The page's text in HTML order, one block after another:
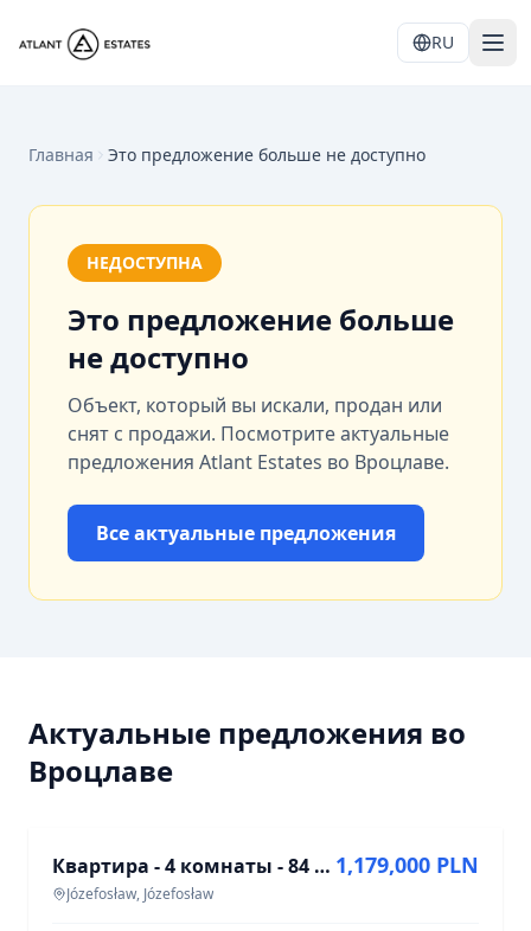
RU
Главная Это предложение больше не доступно
НЕДОСТУПНА
Это предложение больше
не доступно
Объект, который вы искали, продан или
снят с продажи. Посмотрите актуальные
предложения Atlant Estates во Вроцлаве.
Все актуальные предложения
Актуальные предложения во
Вроцлаве
ПРОДАЖА
Квартира - 4 комнаты - 84 м² - ул. Grzybowa Józefosław
Józefosław, Józefosław
1,179,000 PLN